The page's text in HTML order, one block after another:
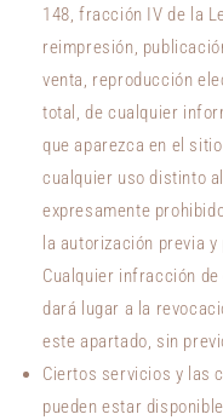
148, fracción IV de la
reimpresión,
venta, reproducción
total, de cualquier
que aparezca en el
cualquier uso distinto
expresamente
la autorización previa
Cualquier infracción
dará lugar a la
este apartado, sin
Ciertos servicios y las
pueden estar